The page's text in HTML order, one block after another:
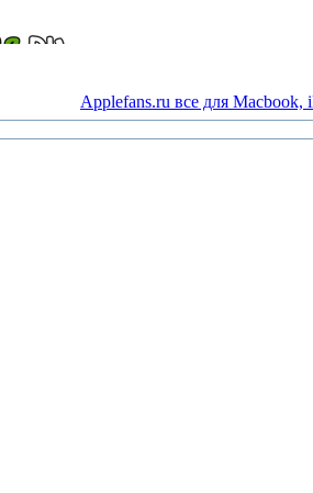
Applefans.ru все для Macbook,